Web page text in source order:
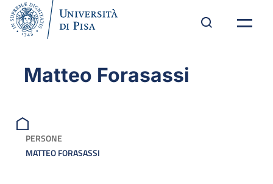
Matteo Forasassi
PERSONE
MATTEO FORASASSI